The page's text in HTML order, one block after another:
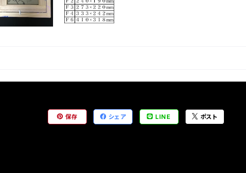
保存 シェア LINE ポスト